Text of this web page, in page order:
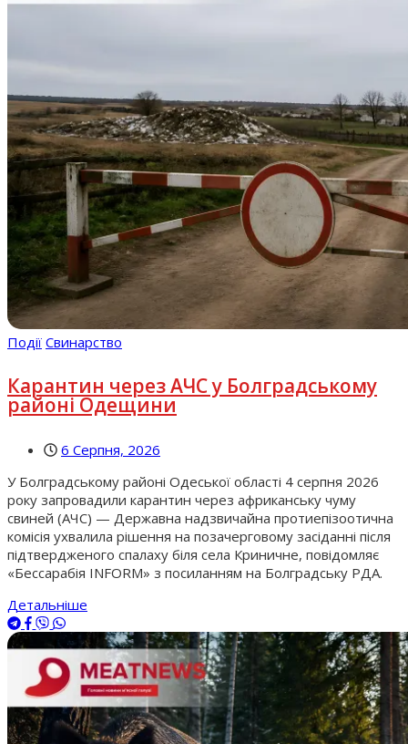
Події Свинарство
Карантин через АЧС у Болградському
районі Одещини
6 Серпня, 2026
У Болградському районі Одеської області 4 серпня 2026
року запровадили карантин через африканську чуму
свиней (АЧС) — Державна надзвичайна протиепізоотична
комісія ухвалила рішення на позачерговому засіданні після
підтвердженого спалаху біля села Криничне, повідомляє
«Бессарабія INFORM» з посиланням на Болградську РДА.
Детальніше